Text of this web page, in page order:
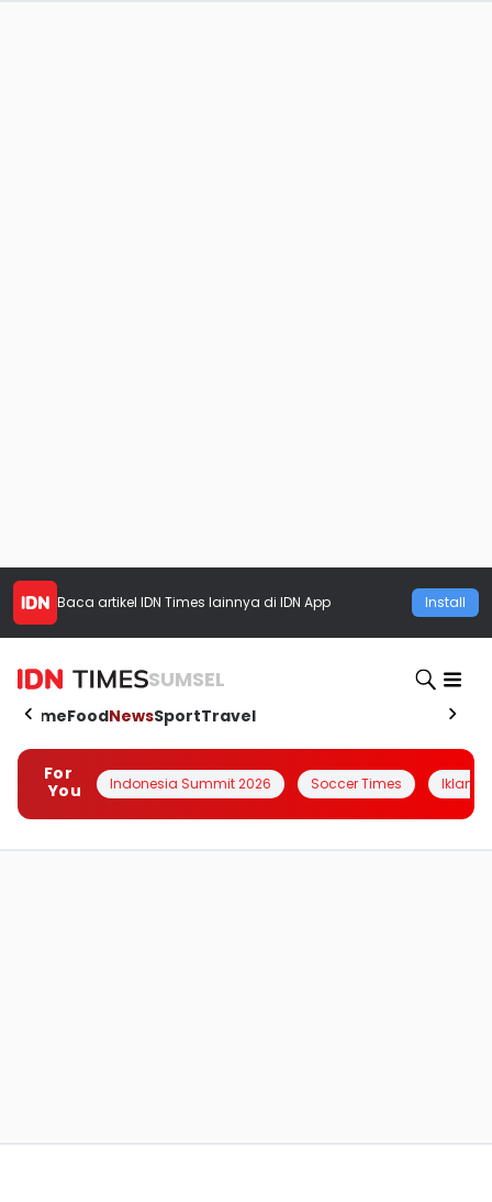
Baca artikel IDN Times lainnya di IDN App Install
SUMSEL
HomeFoodNewsSportTravel
For
You
Indonesia Summit 2026 Soccer Times Iklanin